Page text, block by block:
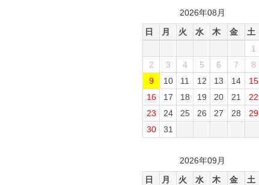
2026年08月
日
月 火 水 木 金
土
1
2
3 4 5 6 7
8
9
10 11 12 13 14
15
16
17 18 19 20 21
22
23
24 25 26 27 28
29
30
31
2026年09月
日
月 火 水 木 金 土